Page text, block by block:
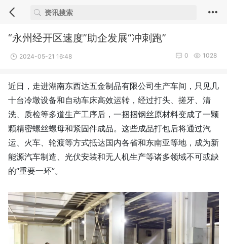
“永州经开区速度”助企发展“冲刺跑”
2024-05-21 16:48 1028
0
近日，走进湖南东西达五金制品有限公司生产车间，只见几
十台冷墩设备和自动车床高效运转，经过打头、搓牙、清
洗、质检等多道生产工序后，一捆捆钢丝原材料变成了一颗
颗精密螺丝螺母和紧固件成品。这些成品打包后将通过汽
运、火车、轮渡等方式抵达国内各省和东南亚等地，成为新
能源汽车制造、光伏安装和无人机生产等诸多领域不可或缺
的“重要一环”。